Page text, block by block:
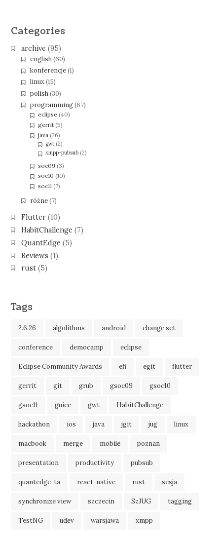
Categories
archive (95)
english(60)
konferencje(1)
linux(15)
polish(30)
programming(67)
eclipse (40)
gerrit (5)
java (26)
gwt(2)
xmpp-pubsub(2)
soc09 (3)
soc10 (10)
soc11 (7)
różne(7)
Flutter(10)
HabitChallenge (7)
QuantEdge (5)
Reviews (1)
rust(5)
Tags
2.6.26 algolithms android change set
conference democamp eclipse
Eclipse Community Awards efi egit flutter
gerrit git grub gsoc09 gsoc10
gsoc11 guice gwt HabitChallenge
hackathon ios java jgit jug linux
macbook merge mobile poznan
presentation productivity pubsub
quantedge-ta react-native rust sesja
synchronize view szczecin SzJUG tagging
TestNG udev warsjawa xmpp